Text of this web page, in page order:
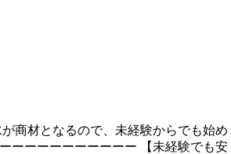
商材となるので、未経験からでも始め
ーーーーーーーーーー 【未経験でも安